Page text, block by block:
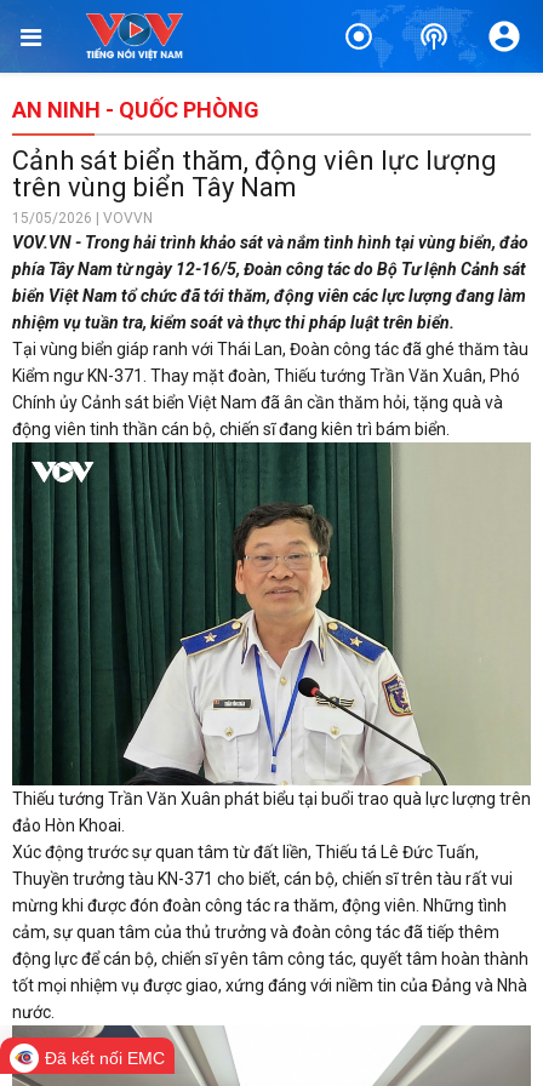
AN NINH - QUỐC PHÒNG
Cảnh sát biển thăm, động viên lực lượng
trên vùng biển Tây Nam
15/05/2026 | VOVVN
VOV.VN - Trong hải trình khảo sát và nắm tình hình tại vùng biển, đảo
phía Tây Nam từ ngày 12-16/5, Đoàn công tác do Bộ Tư lệnh Cảnh sát
biển Việt Nam tổ chức đã tới thăm, động viên các lực lượng đang làm
nhiệm vụ tuần tra, kiểm soát và thực thi pháp luật trên biển.
Tại vùng biển giáp ranh với Thái Lan, Đoàn công tác đã ghé thăm tàu
Kiểm ngư KN-371. Thay mặt đoàn, Thiếu tướng Trần Văn Xuân, Phó
Chính ủy Cảnh sát biển Việt Nam đã ân cần thăm hỏi, tặng quà và
động viên tinh thần cán bộ, chiến sĩ đang kiên trì bám biển.
Thiếu tướng Trần Văn Xuân phát biểu tại buổi trao quà lực lượng trên
đảo Hòn Khoai.
Xúc động trước sự quan tâm từ đất liền, Thiếu tá Lê Đức Tuấn,
Thuyền trưởng tàu KN-371 cho biết, cán bộ, chiến sĩ trên tàu rất vui
mừng khi được đón đoàn công tác ra thăm, động viên. Những tình
cảm, sự quan tâm của thủ trưởng và đoàn công tác đã tiếp thêm
động lực để cán bộ, chiến sĩ yên tâm công tác, quyết tâm hoàn thành
tốt mọi nhiệm vụ được giao, xứng đáng với niềm tin của Đảng và Nhà
nước.
Đã kết nối EMC